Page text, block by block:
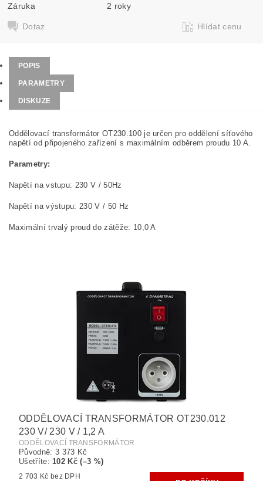
Záruka 2 roky
Dotaz Hlídat cenu
POPIS
PARAMETRY
DISKUZE
Oddělovací transformátor OT230.100 je určen pro oddělení síťového
napětí od připojeného zařízení s maximálním odběrem proudu 10 A.
Parametry:
Napětí na vstupu: 230 V / 50Hz
Napětí na výstupu: 230 V / 50 Hz
Maximální trvalý proud do zátěže: 10,0 A
ODDĚLOVACÍ TRANSFORMÁTOR OT230.012
230 V/ 230 V / 1,2 A
ODDĚLOVACÍ TRANSFORMÁTOR
Původně: 3 373 Kč
Ušetříte:102 Kč (–3 %)
2 703 Kč bez DPH